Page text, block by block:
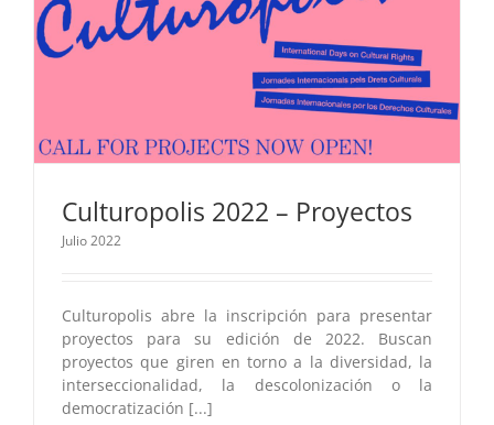
Culturopolis 2022 – Proyectos
Julio 2022
Culturopolis abre la inscripción para presentar
proyectos para su edición de 2022. Buscan
proyectos que giren en torno a la diversidad, la
interseccionalidad, la descolonización o la
democratización [...]